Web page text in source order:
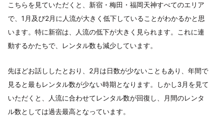
こちらを見ていただくと、新宿・梅田・福岡天神すべてのエリア
で、1月及び2月に人流が大きく低下していることがわかるかと思
います。特に新宿は、人流の低下が大きく見られます。これに連
動するかたちで、レンタル数も減少しています。
先ほどお話ししたとおり、2月は日数が少ないこともあり、年間で
見ると最もレンタル数が少ない時期となります。しかし3月を見て
いただくと、人流に合わせてレンタル数が回復し、月間のレンタ
ル数としては過去最高となっています。